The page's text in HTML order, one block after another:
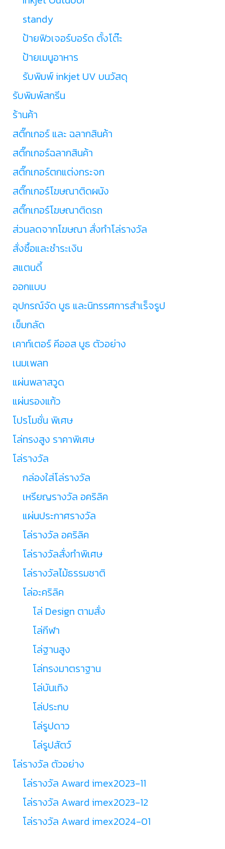
standy
ป้ายฟิวเจอร์บอร์ด ตั้งโต๊ะ
ป้ายเมนูอาหาร
รับพิมพ์ inkjet UV บนวัสดุ
รับพิมพ์สกรีน
ร้านค้า
สติ๊กเกอร์ และ ฉลากสินค้า
สติ๊กเกอร์ฉลากสินค้า
สติ๊กเกอร์ตกแต่งกระจก
สติ๊กเกอร์โฆษณาติดผนัง
สติ๊กเกอร์โฆษณาติดรถ
ส่วนลดจากโฆษณา สั่งทำโล่รางวัล
สั่งซื้อและชำระเงิน
สแตนดี้
ออกแบบ
อุปกรณ์จัด บูธ และนิทรรศการสำเร็จรูป
เข็มกลัด
เคาท์เตอร์ คีออส บูธ ตัวอย่าง
เนมเพลท
แผ่นพลาสวูด
แผ่นรองแก้ว
โปรโมชั่น พิเศษ
โล่ทรงสูง ราคาพิเศษ
โล่รางวัล
กล่องใส่โล่รางวัล
เหรียญรางวัล อคริลิค
แผ่นประกาศรางวัล
โล่รางวัล อคริลิค
โล่รางวัลสั่งทำพิเศษ
โล่รางวัลไม้ธรรมชาติ
โล่อะคริลิค
โล่ Design ตามสั่ง
โล่กีฬา
โล่ฐานสูง
โล่ทรงมาตราฐาน
โล่บันเทิง
โล่ประกบ
โล่รูปดาว
โล่รูปสัตว์
โล่รางวัล ตัวอย่าง
โล่รางวัล Award imex2023-11
โล่รางวัล Award imex2023-12
โล่รางวัล Award imex2024-01